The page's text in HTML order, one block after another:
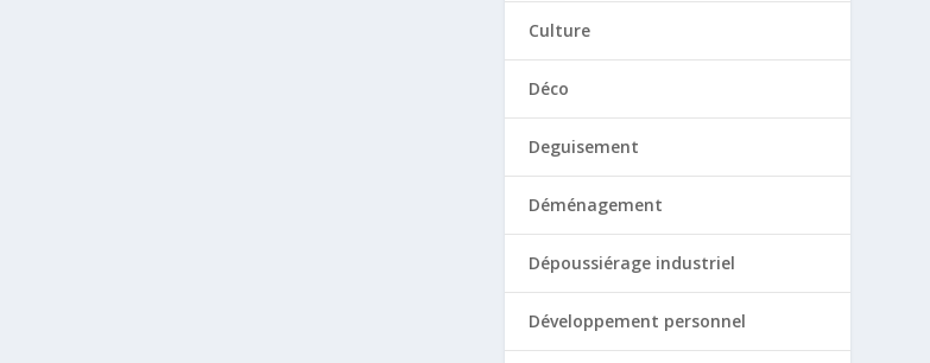
Culture
Déco
Deguisement
Déménagement
Dépoussiérage industriel
Développement personnel